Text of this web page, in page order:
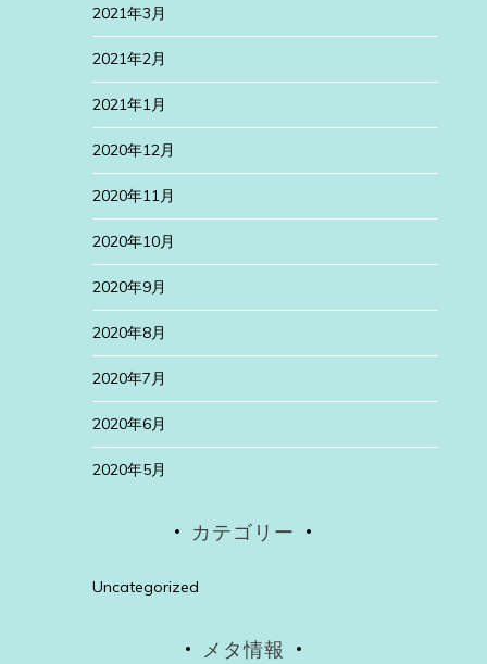
2021年3月
2021年2月
2021年1月
2020年12月
2020年11月
2020年10月
2020年9月
2020年8月
2020年7月
2020年6月
2020年5月
カテゴリー
Uncategorized
メタ情報